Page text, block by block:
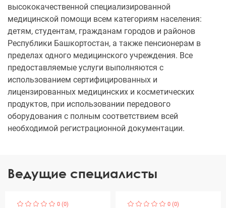
высококачественной специализированной
медицинской помощи всем категориям населения:
детям, студентам, гражданам городов и районов
Республики Башкортостан, а также пенсионерам в
пределах одного медицинского учреждения. Все
предоставляемые услуги выполняются с
использованием сертифицированных и
лицензированных медицинских и косметических
продуктов, при использовании передового
оборудования с полным соответствием всей
необходимой регистрационной документации.
Ведущие специалисты
0 (0) 0 (0)